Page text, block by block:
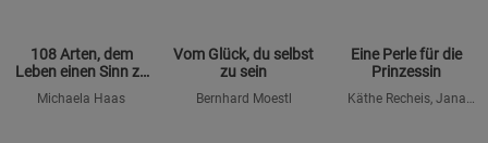
108 Arten, dem
Leben einen Sinn zu
Michaela Haas
Vom Glück, du selbst
zu sein
Bernhard Moestl
Eine Perle für die
Prinzessin
Käthe Recheis, Jana